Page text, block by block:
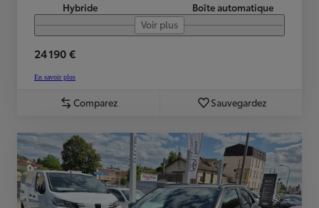
Hybride
Boîte automatique
Voir plus
24 190 €
En savoir plus
Comparez Sauvegardez